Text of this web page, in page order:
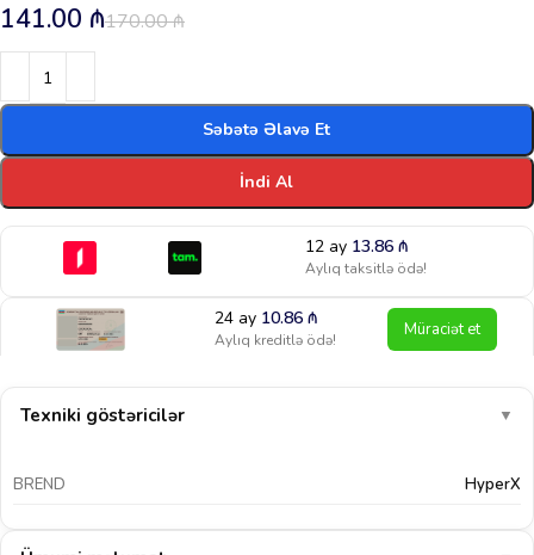
170.00₼
141.00 ₼
Səbətə Əlavə Et
İndi Al
12 ay 13.86 ₼
Aylıq taksitlə ödə!
24 ay 10.86₼
Aylıq kreditlə ödə! Müraciət et
Texniki göstəricilər ▼
BREND HyperX